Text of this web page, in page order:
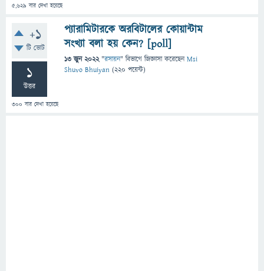
5,629 বার দেখা হয়েছে
+1
টি ভোট
1
উত্তর
300 বার দেখা হয়েছে
প্যারামিটারকে অরবিটালের কোয়ান্টাম
সংখ্যা বলা হয় কেন? [poll]
13 জুন 2022 "রসায়ন" বিভাগে জিজ্ঞাসাকরেছেনMsi
Shuvo Bhuiyan (220 পয়েন্ট)